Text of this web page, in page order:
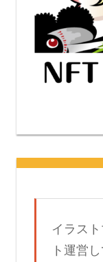
イラス
ト運営